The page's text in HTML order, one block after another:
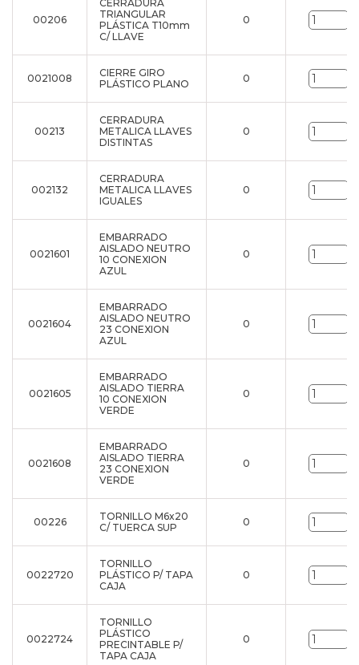
00206
CERRADURA
TRIANGULAR
PLÁSTICA T10mm
C/ LLAVE
0
0021008
CIERRE GIRO
PLÁSTICO PLANO
0
00213
CERRADURA
METALICA LLAVES
DISTINTAS
0
002132
CERRADURA
METALICA LLAVES
IGUALES
0
0021601
EMBARRADO
AISLADO NEUTRO
10 CONEXION
AZUL
0
0021604
EMBARRADO
AISLADO NEUTRO
23 CONEXION
AZUL
0
0021605
EMBARRADO
AISLADO TIERRA
10 CONEXION
VERDE
0
0021608
EMBARRADO
AISLADO TIERRA
23 CONEXION
VERDE
0
00226
TORNILLO M6x20
C/ TUERCA SUP
0
0022720
TORNILLO
PLÁSTICO P/ TAPA
CAJA
0
0022724
TORNILLO
PLÁSTICO
PRECINTABLE P/
TAPA CAJA
0